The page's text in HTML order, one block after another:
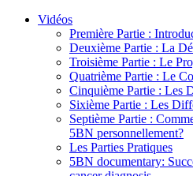
Vidéos
Première Partie :
Deuxième Partie : La
Troisième Partie : Le
Quatrième Partie : Le
Cinquième Partie : Les
Sixième Partie : Les
Septième Partie :
5BN personnellement?
Les Parties Pratiques
5BN documentary: